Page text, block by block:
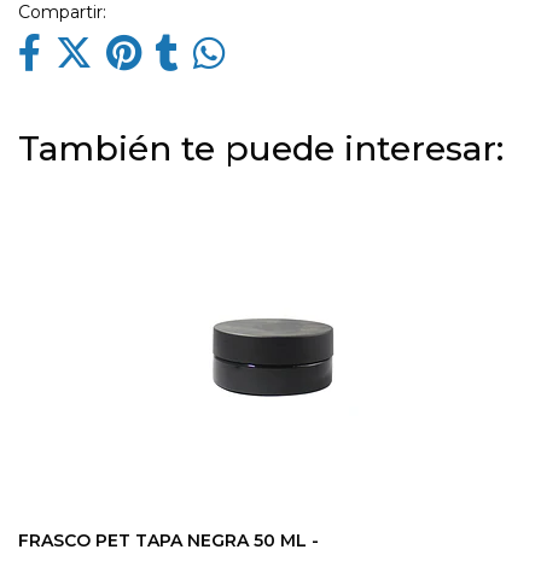
Compartir:
También te puede interesar:
FRASCO PET TAPA NEGRA 50 ML -